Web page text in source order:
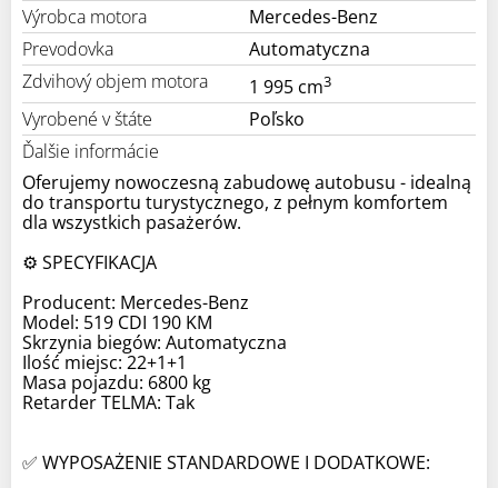
Výrobca motora
Mercedes-Benz
Prevodovka
Automatyczna
Zdvihový objem motora
1 995 cm3
Vyrobené v štáte
Poľsko
Ďalšie informácie
Oferujemy nowoczesną zabudowę autobusu - idealną
do transportu turystycznego, z pełnym komfortem
dla wszystkich pasażerów.
⚙️ SPECYFIKACJA
Producent: Mercedes-Benz
Model: 519 CDI 190 KM
Skrzynia biegów: Automatyczna
Ilość miejsc: 22+1+1
Masa pojazdu: 6800 kg
Retarder TELMA: Tak
✅ WYPOSAŻENIE STANDARDOWE I DODATKOWE: